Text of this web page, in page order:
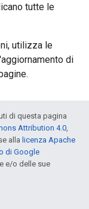
tutte le
utilizza le
di
di questa pagina
Attribution 4.0
alla licenza Apache
di Google
e/o delle sue